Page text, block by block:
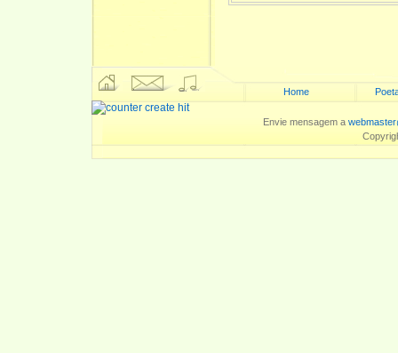
Home
Envie mensagem a